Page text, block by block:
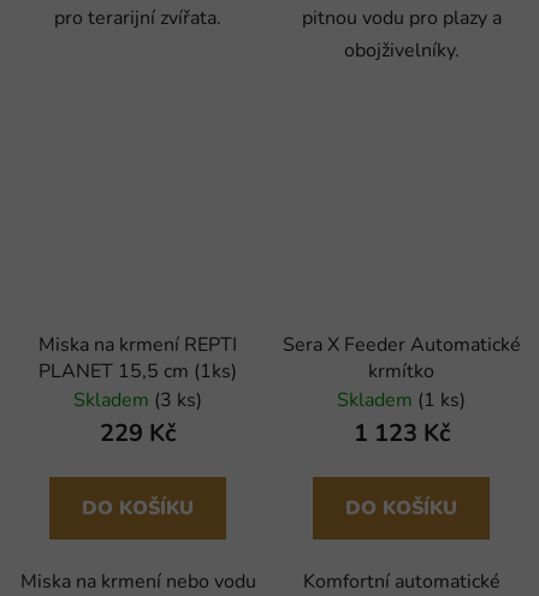
pro terarijní zvířata.
pitnou vodu pro plazy a
obojživelníky.
Miska na krmení REPTI
PLANET 15,5 cm (1ks)
Skladem (3 ks)
229 Kč
DO KOŠÍKU
Miska na krmení nebo vodu
Sera X Feeder Automatické
krmítko
Skladem (1 ks)
1 123 Kč
DO KOŠÍKU
Komfortní automatické